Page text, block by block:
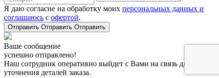
Я даю согласие на обработку моих персональных данных и
соглашаюсь с офертой.
Отправить Отправить Отправить
Ваше сообщение
успешно отправлено!
Наш сотрудник оперативно выйдет с Вами на связь для
уточнения деталей заказа.